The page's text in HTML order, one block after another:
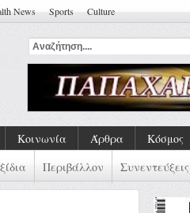
News Sports Culture
Κοινωνία Άρθρα Κόσμος
Περιβάλλον Συνεντεύξεις